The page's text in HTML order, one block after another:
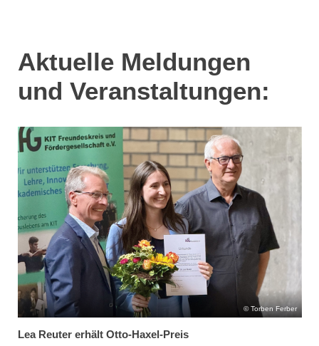
Aktuelle Meldungen
und Veranstaltungen:
Torben Ferber
Lea Reuter erhält Otto-Haxel-Preis